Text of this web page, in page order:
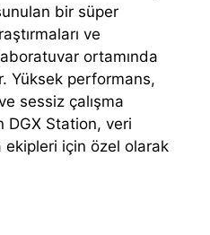
bir süper
ve
ortamında
Yüksek performans,
sessiz çalışma
DGX Station, veri
ekipleri için özel olarak